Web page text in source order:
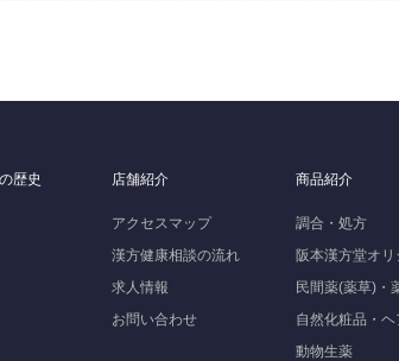
歴史 店舗紹介
アクセスマップ
漢方健康相談の流れ
求人情報
お問い合わせ
商品紹介
調合・処方
阪本漢方堂オリ
民間薬(薬草)・
自然化粧品・
動物生薬